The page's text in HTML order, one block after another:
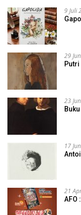
9 Juli
29
23
17
21
AFO